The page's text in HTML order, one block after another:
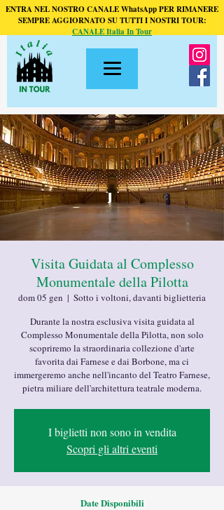
ENTRA NEL NOSTRO CANALE WhatsApp PER RIMANERE
SEMPRE AGGIORNATO SU TUTTI I NOSTRI TOUR:
CANALE Italia In Tour
Visita Guidata al Complesso
Monumentale della Pilotta
dom 05 gen
  |
Sotto i voltoni, davanti biglietteria
Durante la nostra esclusiva visita guidata al
Complesso Monumentale della Pilotta, non solo
scopriremo la straordinaria collezione d'arte
favorita dai Farnese e dai Borbone, ma ci
immergeremo anche nell'incanto del Teatro Farnese,
pietra miliare dell'architettura teatrale moderna.
I biglietti non sono in vendita
Scopri gli altri eventi
Date Disponibili